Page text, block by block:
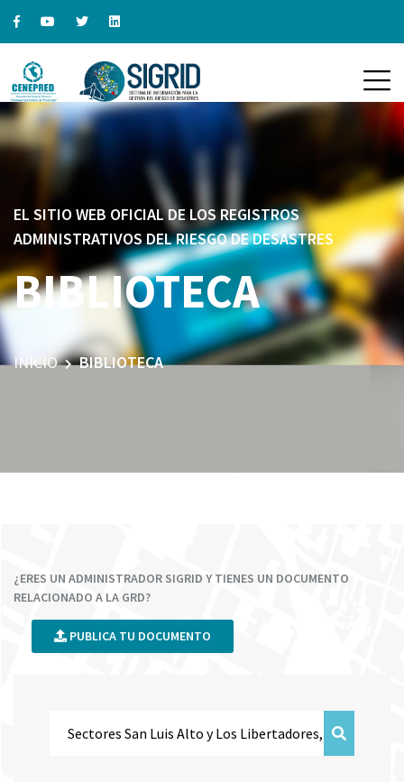
EL SITIO WEB OFICIAL DE LOS REGISTROS
ADMINISTRATIVOS DEL RIESGO DE DESASTRES
BIBLIOTECA
INICIO BIBLIOTECA
¿ERES UN ADMINISTRADOR SIGRID Y TIENES UN DOCUMENTO
RELACIONADO A LA GRD?
PUBLICA TU DOCUMENTO